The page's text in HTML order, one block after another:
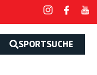
SPORTSUCHE